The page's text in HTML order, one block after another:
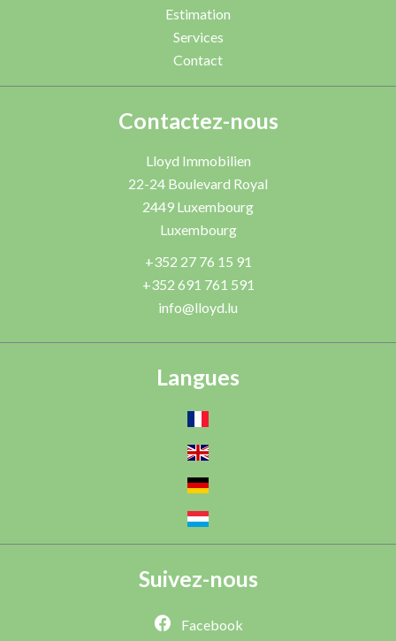
Estimation
Services
Contact
Contactez-nous
Lloyd Immobilien
22-24 Boulevard Royal
2449 Luxembourg
Luxembourg
+352 27 76 15 91
+352 691 761 591
info@lloyd.lu
Langues
Suivez-nous
Facebook